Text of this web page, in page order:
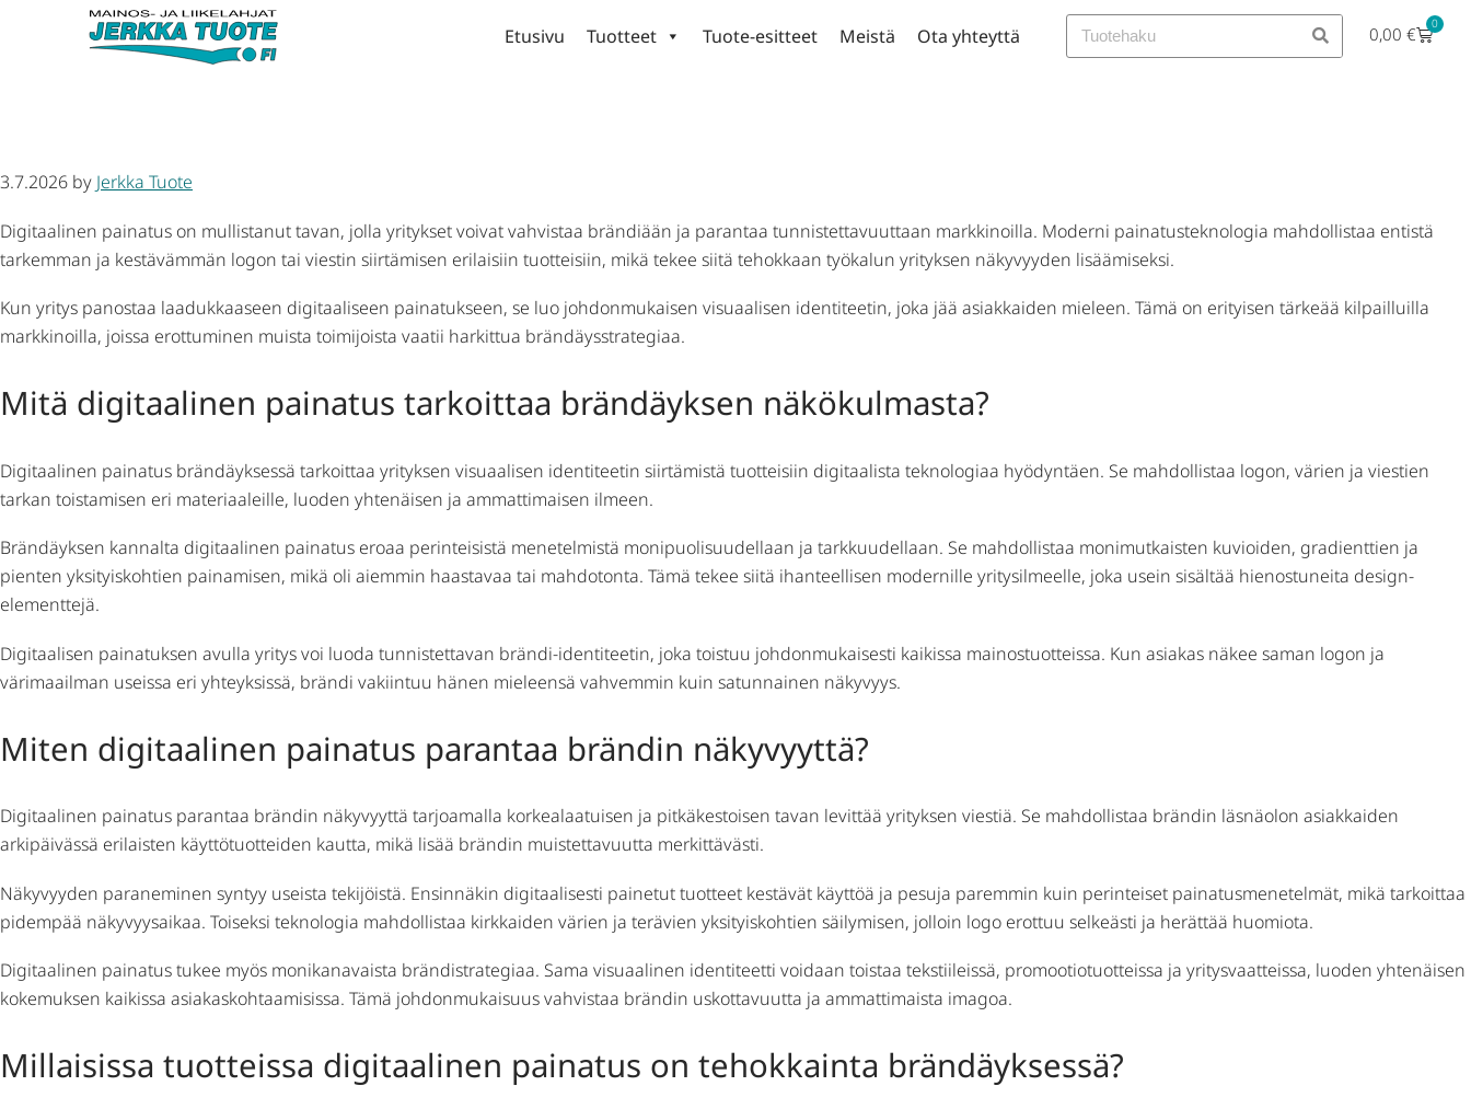
Etusivu Tuotteet Tuote-esitteet Meistä Ota yhteyttä 0,00€ 0
3.7.2026 by Jerkka Tuote
Digitaalinen painatus on mullistanut tavan, jolla yritykset voivat vahvistaa brändiään ja parantaa tunnistettavuuttaan markkinoilla. Moderni painatusteknologia mahdollistaa entistä
tarkemman ja kestävämmän logon tai viestin siirtämisen erilaisiin tuotteisiin, mikä tekee siitä tehokkaan työkalun yrityksen näkyvyyden lisäämiseksi.
Kun yritys panostaa laadukkaaseen digitaaliseen painatukseen, se luo johdonmukaisen visuaalisen identiteetin, joka jää asiakkaiden mieleen. Tämä on erityisen tärkeää kilpailluilla
markkinoilla, joissa erottuminen muista toimijoista vaatii harkittua brändäysstrategiaa.
Mitä digitaalinen painatus tarkoittaa brändäyksen näkökulmasta?
Digitaalinen painatus brändäyksessä tarkoittaa yrityksen visuaalisen identiteetin siirtämistä tuotteisiin digitaalista teknologiaa hyödyntäen. Se mahdollistaa logon, värien ja viestien
tarkan toistamisen eri materiaaleille, luoden yhtenäisen ja ammattimaisen ilmeen.
Brändäyksen kannalta digitaalinen painatus eroaa perinteisistä menetelmistä monipuolisuudellaan ja tarkkuudellaan. Se mahdollistaa monimutkaisten kuvioiden, gradienttien ja
pienten yksityiskohtien painamisen, mikä oli aiemmin haastavaa tai mahdotonta. Tämä tekee siitä ihanteellisen modernille yritysilmeelle, joka usein sisältää hienostuneita design-
elementtejä.
Digitaalisen painatuksen avulla yritys voi luoda tunnistettavan brändi-identiteetin, joka toistuu johdonmukaisesti kaikissa mainostuotteissa. Kun asiakas näkee saman logon ja
värimaailman useissa eri yhteyksissä, brändi vakiintuu hänen mieleensä vahvemmin kuin satunnainen näkyvyys.
Miten digitaalinen painatus parantaa brändin näkyvyyttä?
Digitaalinen painatus parantaa brändin näkyvyyttä tarjoamalla korkealaatuisen ja pitkäkestoisen tavan levittää yrityksen viestiä. Se mahdollistaa brändin läsnäolon asiakkaiden
arkipäivässä erilaisten käyttötuotteiden kautta, mikä lisää brändin muistettavuutta merkittävästi.
Näkyvyyden paraneminen syntyy useista tekijöistä. Ensinnäkin digitaalisesti painetut tuotteet kestävät käyttöä ja pesuja paremmin kuin perinteiset painatusmenetelmät, mikä tarkoittaa
pidempää näkyvyysaikaa. Toiseksi teknologia mahdollistaa kirkkaiden värien ja terävien yksityiskohtien säilymisen, jolloin logo erottuu selkeästi ja herättää huomiota.
Digitaalinen painatus tukee myös monikanavaista brändistrategiaa. Sama visuaalinen identiteetti voidaan toistaa tekstiileissä, promootiotuotteissa ja yritysvaatteissa, luoden yhtenäisen
kokemuksen kaikissa asiakaskohtaamisissa. Tämä johdonmukaisuus vahvistaa brändin uskottavuutta ja ammattimaista imagoa.
Millaisissa tuotteissa digitaalinen painatus on tehokkainta brändäyksessä?